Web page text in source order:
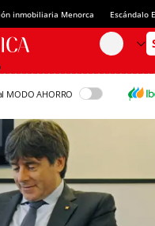
inmobiliaria Menorca Escándalo
MODO AHORRO